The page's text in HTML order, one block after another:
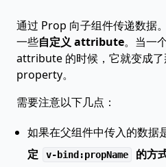
通过 Prop 向子组件传递数据
一些自定义 attribute。当一
attribute 的时候，它就变成了
property。
需要注意以下几点：
如果在父组件中传入的数据
定
v-bind:propName 的方